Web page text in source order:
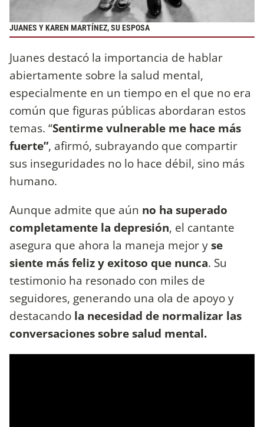
JUANES Y KAREN MARTÍNEZ, SU ESPOSA
Juanes destacó la importancia de hablar
abiertamente sobre la salud mental,
especialmente en un tiempo en el que no era
común que figuras públicas abordaran estos
temas. “Sentirme vulnerable me hace más
fuerte”, afirmó, subrayando que compartir
sus inseguridades no lo hace débil, sino más
humano.
Aunque admite que aún no ha superado
completamente la depresión, el cantante
asegura que ahora la maneja mejor yse
siente más feliz y exitoso que nunca. Su
testimonio ha resonado con miles de
seguidores, generando una ola de apoyo y
destacando la necesidad de normalizar las
conversaciones sobre salud mental.